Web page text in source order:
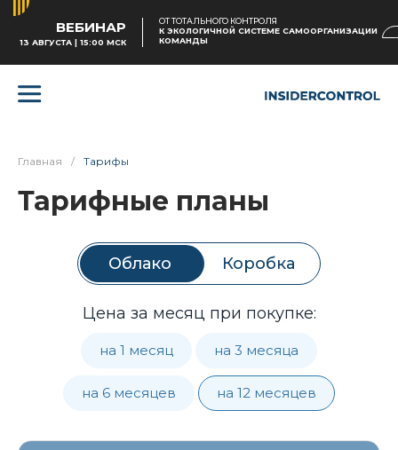
ВЕБИНАР
13 АВГУСТА | 15:00 МСК
ОТ ТОТАЛЬНОГО КОНТРОЛЯ
К ЭКОЛОГИЧНОЙ СИСТЕМЕ САМООРГАНИЗАЦИИ
КОМАНДЫ
Главная / Тарифы
Тарифные планы
Облако Коробка
Цена за месяц при покупке:
на 1 месяц на 3 месяца
на 6 месяцев на 12 месяцев